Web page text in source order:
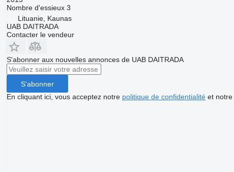
Nombre d'essieux 3
Lituanie, Kaunas
UAB DAITRADA
Contacter le vendeur
S'abonner aux nouvelles annonces de UAB DAITRADA
S'abonner
En cliquant ici, vous acceptez notre politique de confidentialitéet notre